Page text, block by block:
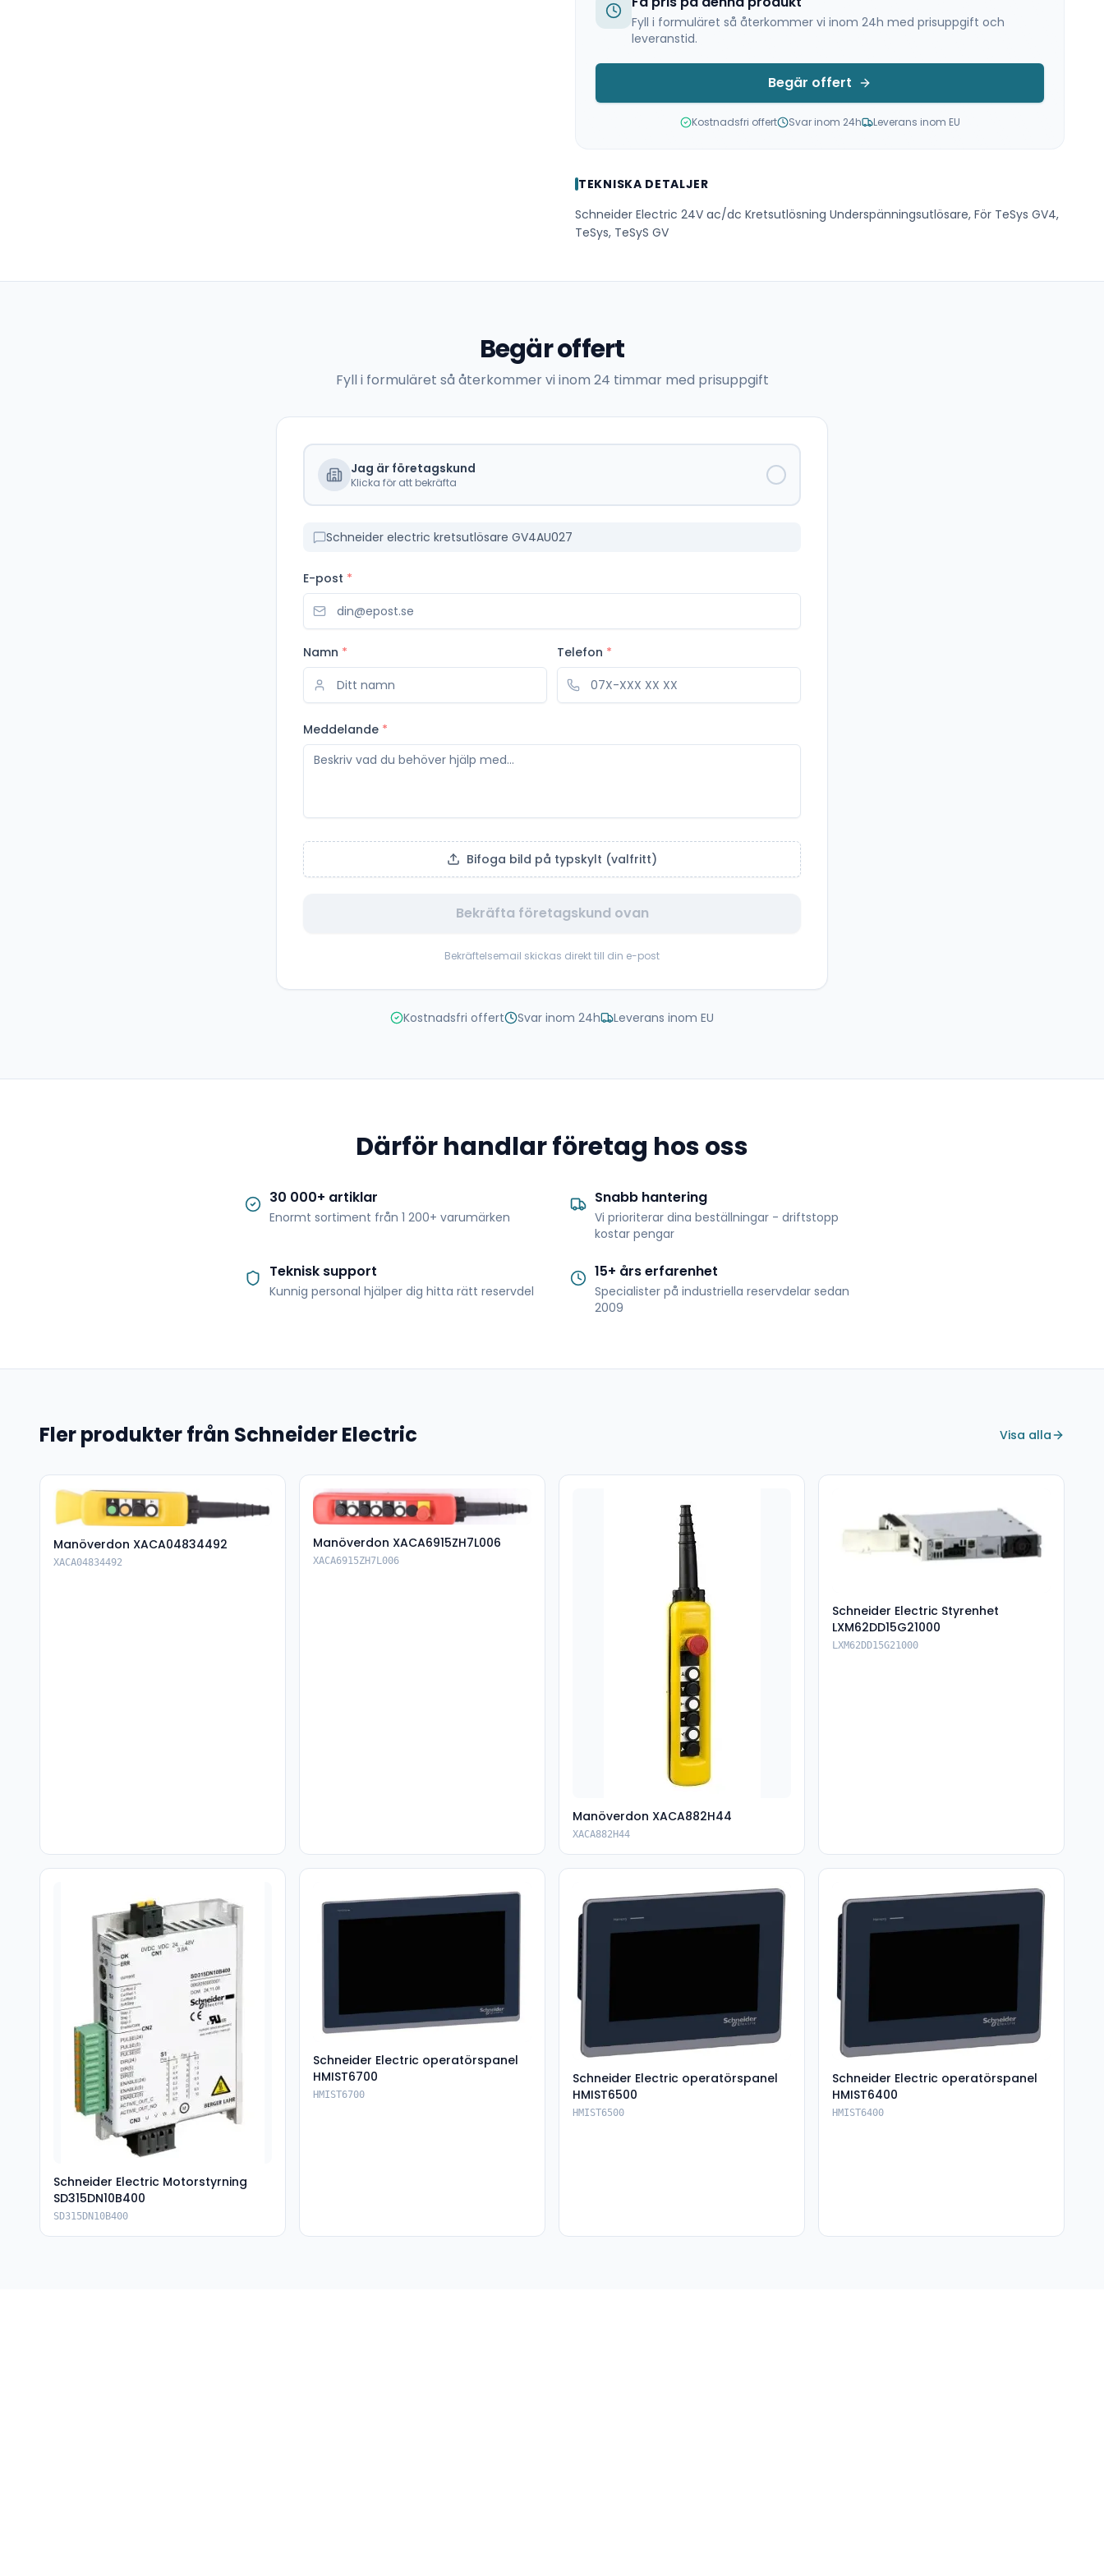
Fyll i formuläret så återkommer vi inom 24h med prisuppgift och
leveranstid.
Begär offert
Kostnadsfri offert Svar inom 24h Leverans inom EU
TEKNISKA DETALJER
Schneider Electric 24V ac/dc Kretsutlösning Underspänningsutlösare, För TeSys GV4,
TeSys, TeSyS GV
Begär offert
Fyll i formuläret så återkommer vi inom 24 timmar med prisuppgift
Jag är företagskund
Klicka för att bekräfta
Schneider electric kretsutlösare GV4AU027
E-post *
Namn * Telefon *
Meddelande *
Bifoga bild på typskylt (valfritt)
Bekräfta företagskund ovan
Bekräftelsemail skickas direkt till din e-post
Kostnadsfri offert Svar inom 24h Leverans inom EU
Därför handlar företag hos oss
30 000+ artiklar
Enormt sortiment från 1 200+ varumärken
Snabb hantering
Vi prioriterar dina beställningar - driftstopp
kostar pengar
Teknisk support
Kunnig personal hjälper dig hitta rätt reservdel
15+ års erfarenhet
Specialister på industriella reservdelar sedan
2009
Fler produkter från Schneider Electric Visa alla
Manöverdon XACA04834492
XACA04834492
Manöverdon XACA6915ZH7L006
XACA6915ZH7L006
Manöverdon XACA882H44
XACA882H44
Schneider Electric Styrenhet
LXM62DD15G21000
LXM62DD15G21000
Schneider Electric Motorstyrning
SD315DN10B400
SD315DN10B400
Schneider Electric operatörspanel
HMIST6700
HMIST6700
Schneider Electric operatörspanel
HMIST6500
HMIST6500
Schneider Electric operatörspanel
HMIST6400
HMIST6400